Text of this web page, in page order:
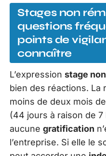
Stages non
questions
points de
connaître
L’expression stage
bien des réactions. La
moins de deux mois
(44 jours à raison de
aucune gratification
l’entreprise. Si elle le